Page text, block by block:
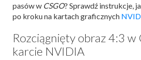
pasów w CSGO? Sprawdź instrukcje,
po kroku na kartach graficznych
Rozciągnięty obraz 4:3 w
karcie NVIDIA